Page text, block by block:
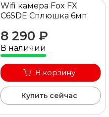
Wifi камера Fox FX
C6SDE Сплюшка 6мп
8 290 ₽
В наличии
В корзину
Купить сейчас